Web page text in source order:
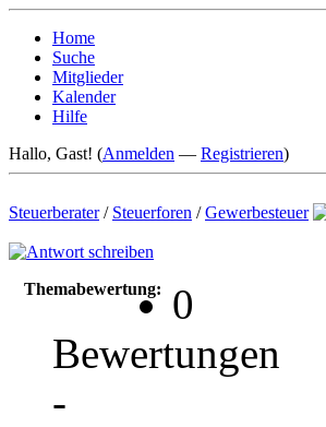
Home
Suche
Mitglieder
Kalender
Hilfe
Hallo, Gast! (Anmelden — Registrieren)
Steuerberater/ Steuerforen /Gewerbesteuer
Themabewertung:
0
Bewertungen
-